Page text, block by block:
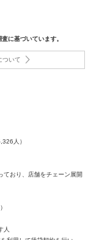
に基づいています。
ついて
人）
ており、店舗をチェーン展開
人